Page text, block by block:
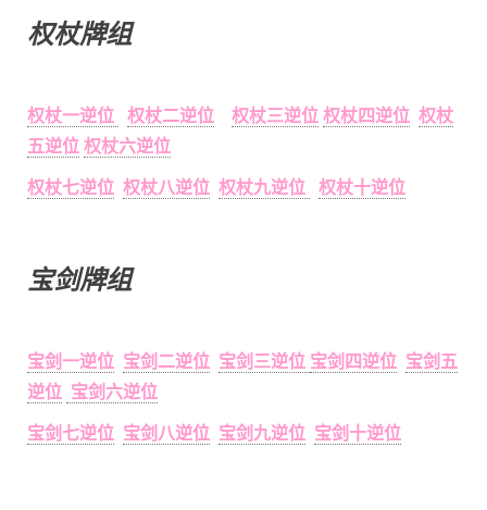
权杖牌组
权杖一逆位 权杖二逆位 权杖三逆位 权杖四逆位 权杖
五逆位 权杖六逆位
权杖七逆位 权杖八逆位 权杖九逆位 权杖十逆位
宝剑牌组
宝剑一逆位 宝剑二逆位 宝剑三逆位 宝剑四逆位 宝剑五
逆位 宝剑六逆位
宝剑七逆位 宝剑八逆位 宝剑九逆位 宝剑十逆位